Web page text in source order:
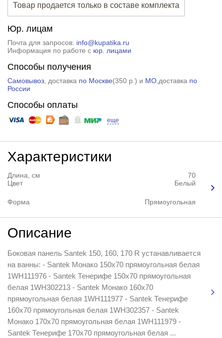
Товар продается только в составе комплекта
Юр. лицам
Почта для запросов: info@kupatika.ru
Информация по работе с юр. лицами
Способы получения
Самовывоз, доставка по Москве(350 р. ) и МО,доставка по
России
Способы оплаты
еще
Характеристики
Длина, см
70
Цвет
Белый
Форма Прямоугольная
Описание
Боковая панель Santek 150, 160, 170 R устанавливается
на ванны: - Santek Монако 150х70 прямоугольная белая
1WH111976 - Santek Тенерифе 150х70 прямоугольная
белая 1WH302213 - Santek Монако 160х70
прямоугольная белая 1WH111977 - Santek Тенерифе
160х70 прямоугольная белая 1WH302357 - Santek
Монако 170х70 прямоугольная белая 1WH111979 -
Santek Тенерифе 170х70 прямоугольная белая ...